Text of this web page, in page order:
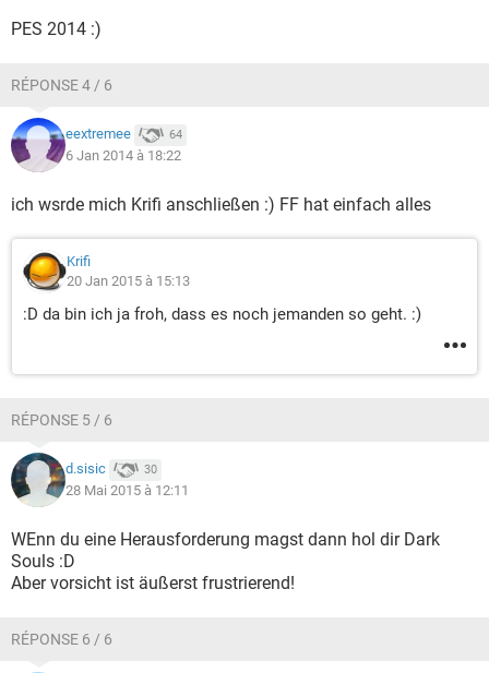
PES 2014 :)
RÉPONSE 4 / 6
eextremee 64
6 Jan 2014 à 18:22
ich wsrde mich Krifi anschließen :) FF hat einfach alles
Krifi
20 Jan 2015 à 15:13
:D da bin ich ja froh, dass es noch jemanden so geht. :)
RÉPONSE 5 / 6
d.sisic 30
28 Mai 2015 à 12:11
WEnn du eine Herausforderung magst dann hol dir Dark
Souls :D
Aber vorsicht ist äußerst frustrierend!
RÉPONSE 6 / 6